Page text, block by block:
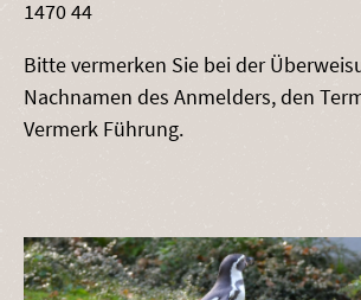
1470 44
Bitte vermerken Sie bei der
Nachnamen des Anmelders, den
Vermerk Führung.